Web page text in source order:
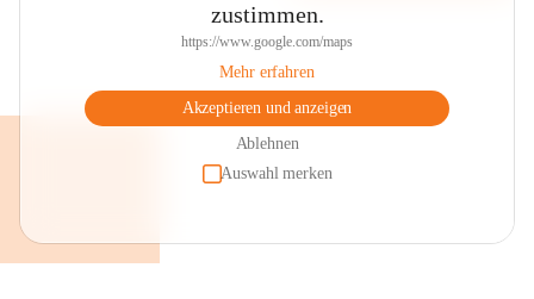
zustimmen.
https://www.google.com/maps
Mehr erfahren
Akzeptieren und anzeigen
Ablehnen
Auswahl merken